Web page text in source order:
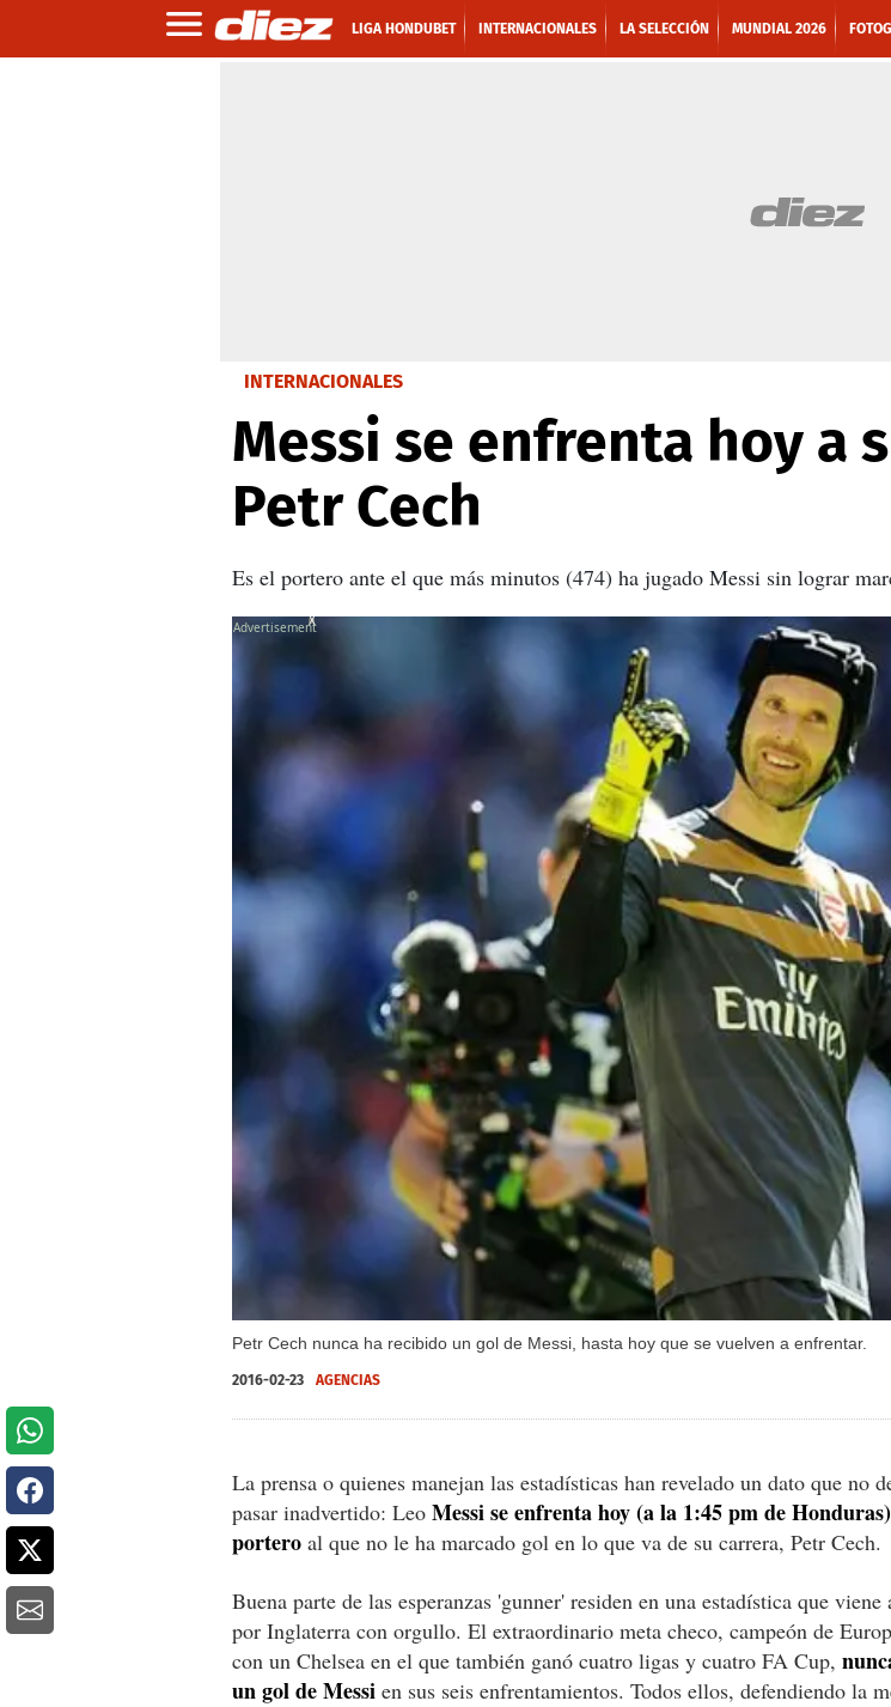
LIGA HONDUBET INTERNACIONALES LA SELECCIÓN MUNDIAL 2026
INTERNACIONALES
Messi se enfrenta hoy a
Petr Cech
Es el portero ante el que más minutos (474) ha jugado Messi sin lograr
Petr Cech nunca ha recibido un gol de Messi, hasta hoy que se vuelven a enfrentar.
X
2016-02-23 AGENCIAS
La prensa o quienes manejan las estadísticas han revelado un dato que no
pasar inadvertido: Leo Messi se enfrenta hoy (a la 1:45 pm de
portero al que no le ha marcado gol en lo que va de su carrera, Petr Cech.
Buena parte de las esperanzas 'gunner' residen en una estadística que viene
por Inglaterra con orgullo. El extraordinario meta checo, campeón de
con un Chelsea en el que también ganó cuatro ligas y cuatro FA Cup,
un gol de Messi en sus seis enfrentamientos. Todos ellos, defendiendo la